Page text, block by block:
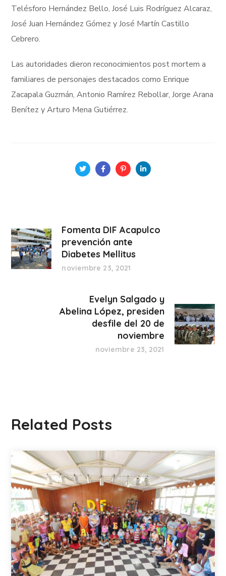
Telésforo Hernández Bello, José Luis Rodríguez Alcaraz,
José Juan Hernández Gómez y José Martín Castillo
Cebrero.
Las autoridades dieron reconocimientos post mortem a
familiares de personajes destacados como Enrique
Zacapala Guzmán, Antonio Ramírez Rebollar, Jorge Arana
Benítez y Arturo Mena Gutiérrez.
Fomenta DIF Acapulco
prevención ante
Diabetes Mellitus
noviembre 23, 2021
Evelyn Salgado y
Abelina López, presiden
desfile del 20 de
noviembre
noviembre 23, 2021
Related Posts